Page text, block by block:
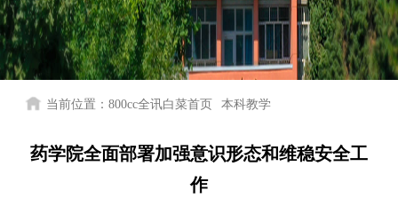
当前位置：800cc全讯白菜首页 本科教学
药学院全面部署加强意识形态和维稳安全工
作